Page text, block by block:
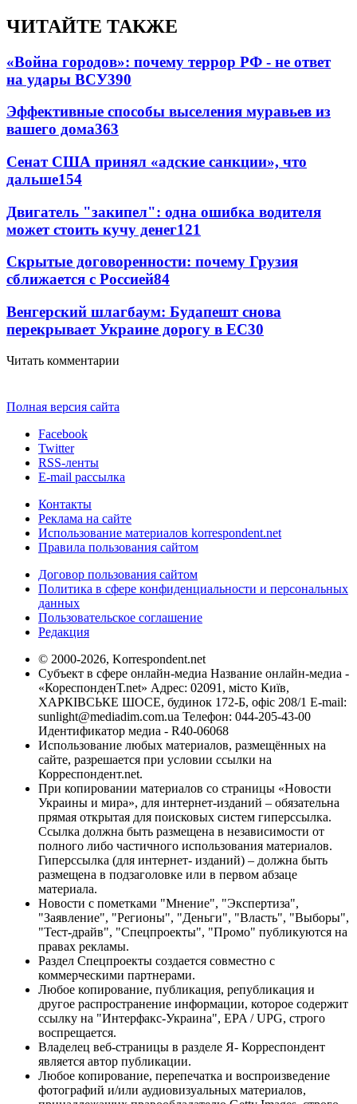
ЧИТАЙТЕ ТАКЖЕ
«Война городов»: почему террор РФ - не ответ
на удары ВСУ390
Эффективные способы выселения муравьев из
вашего дома363
Сенат США принял «адские санкции», что
дальше154
Двигатель "закипел": одна ошибка водителя
может стоить кучу денег121
Скрытые договоренности: почему Грузия
сближается с Россией84
Венгерский шлагбаум: Будапешт снова
перекрывает Украине дорогу в ЕС30
Читать комментарии
Полная версия сайта
Facebook
Twitter
RSS-ленты
E-mail рассылка
Контакты
Реклама на сайте
Использование материалов korrespondent.net
Правила пользования сайтом
Договор пользования сайтом
Политика в сфере конфиденциальности и персональных
данных
Пользовательское соглашение
Редакция
© 2000-2026, Korrespondent.net
Субъект в сфере онлайн-медиа Название онлайн-медиа -
«КореспонденТ.net» Адрес: 02091, місто Київ,
ХАРКІВСЬКЕ ШОСЕ, будинок 172-Б, офіс 208/1 E-mail:
sunlight@mediadim.com.ua Телефон: 044-205-43-00
Идентификатор медиа - R40-06068
Использование любых материалов, размещённых на
сайте, разрешается при условии ссылки на
Корреспондент.net.
При копировании материалов со страницы «Новости
Украины и мира», для интернет-изданий – обязательна
прямая открытая для поисковых систем гиперссылка.
Ссылка должна быть размещена в независимости от
полного либо частичного использования материалов.
Гиперссылка (для интернет- изданий) – должна быть
размещена в подзаголовке или в первом абзаце
материала.
Новости с пометками "Мнение", "Экспертиза",
"Заявление", "Регионы", "Деньги", "Власть", "Выборы",
"Тест-драйв", "Спецпроекты", "Промо" публикуются на
правах рекламы.
Раздел Спецпроекты создается совместно с
коммерческими партнерами.
Любое копирование, публикация, републикация и
другое распространение информации, которое содержит
ссылку на "Интерфакс-Украина", EPA / UPG, строго
воспрещается.
Владелец веб-страницы в разделе Я- Корреспондент
является автор публикации.
Любое копирование, перепечатка и воспроизведение
фотографий и/или аудиовизуальных материалов,